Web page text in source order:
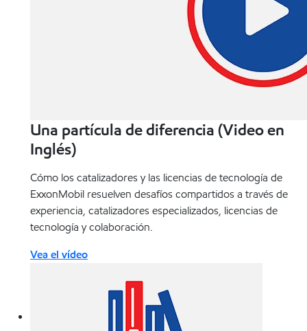
Una partícula de diferencia (Video en
Inglés)
Cómo los catalizadores y las licencias de tecnología de
ExxonMobil resuelven desafíos compartidos a través de
experiencia, catalizadores especializados, licencias de
tecnología y colaboración.
Vea el vídeo